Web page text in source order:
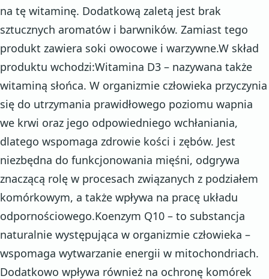
na tę witaminę. Dodatkową zaletą jest brak
sztucznych aromatów i barwników. Zamiast tego
produkt zawiera soki owocowe i warzywne.W skład
produktu wchodzi:Witamina D3 – nazywana także
witaminą słońca. W organizmie człowieka przyczynia
się do utrzymania prawidłowego poziomu wapnia
we krwi oraz jego odpowiedniego wchłaniania,
dlatego wspomaga zdrowie kości i zębów. Jest
niezbędna do funkcjonowania mięśni, odgrywa
znaczącą rolę w procesach związanych z podziałem
komórkowym, a także wpływa na pracę układu
odpornościowego.Koenzym Q10 – to substancja
naturalnie występująca w organizmie człowieka –
wspomaga wytwarzanie energii w mitochondriach.
Dodatkowo wpływa również na ochronę komórek